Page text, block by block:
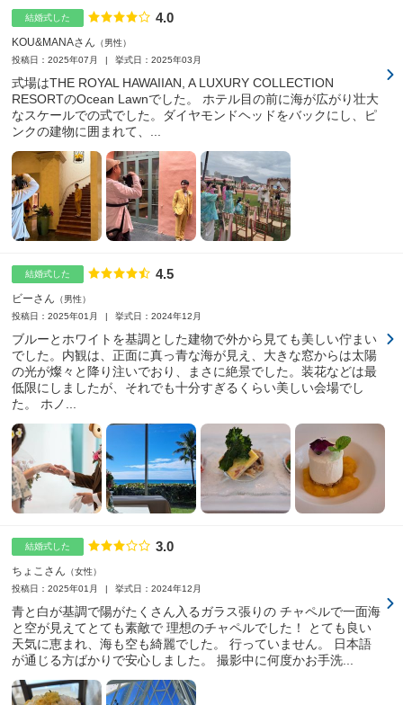
結婚式した 点数
4.0
KOU&MANAさん
男性
投稿日：2025年07月
挙式日：2025年03月
式場はTHE ROYAL HAWAIIAN, A LUXURY COLLECTION
RESORTのOcean Lawnでした。 ホテル目の前に海が広がり壮大
なスケールでの式でした。ダイヤモンドヘッドをバックにし、ピ
ンクの建物に囲まれて、...
結婚式した 点数
4.5
ビーさん
男性
投稿日：2025年01月
挙式日：2024年12月
ブルーとホワイトを基調とした建物で外から見ても美しい佇まい
でした。内観は、正面に真っ青な海が見え、大きな窓からは太陽
の光が燦々と降り注いでおり、まさに絶景でした。装花などは最
低限にしましたが、それでも十分すぎるくらい美しい会場でし
た。 ホノ...
結婚式した 点数
3.0
ちょこさん
女性
投稿日：2025年01月
挙式日：2024年12月
青と白が基調で陽がたくさん入るガラス張りの チャペルで一面海
と空が見えてとても素敵で 理想のチャペルでした！ とても良い
天気に恵まれ、海も空も綺麗でした。 行っていません。 日本語
が通じる方ばかりで安心しました。 撮影中に何度かお手洗...